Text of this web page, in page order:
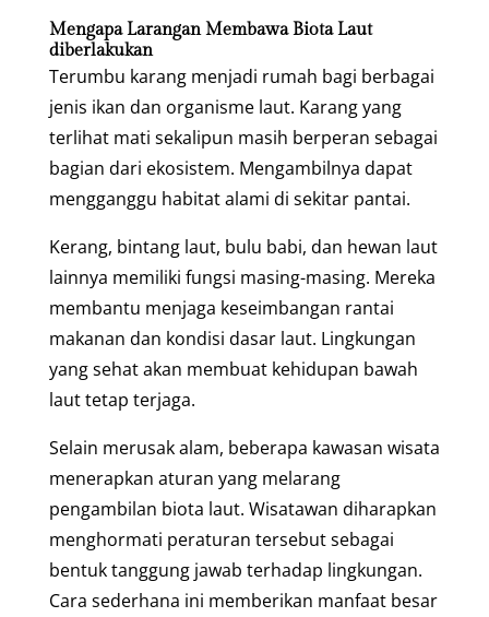
Mengapa Larangan Membawa Biota Laut
diberlakukan
Terumbu karang menjadi rumah bagi berbagai
jenis ikan dan organisme laut. Karang yang
terlihat mati sekalipun masih berperan sebagai
bagian dari ekosistem. Mengambilnya dapat
mengganggu habitat alami di sekitar pantai.
Kerang, bintang laut, bulu babi, dan hewan laut
lainnya memiliki fungsi masing-masing. Mereka
membantu menjaga keseimbangan rantai
makanan dan kondisi dasar laut. Lingkungan
yang sehat akan membuat kehidupan bawah
laut tetap terjaga.
Selain merusak alam, beberapa kawasan wisata
menerapkan aturan yang melarang
pengambilan biota laut. Wisatawan diharapkan
menghormati peraturan tersebut sebagai
bentuk tanggung jawab terhadap lingkungan.
Cara sederhana ini memberikan manfaat besar